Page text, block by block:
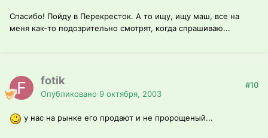
Спасибо! Пойду в Перекресток. А то ищу, ищу маш, все на
меня как-то подозрительно смотрят, когда спрашиваю...
fotik
Опубликовано 9 октября, 2003
#10
у нас на рынке его продают и не пророщеный...